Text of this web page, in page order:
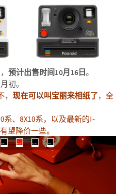
预计出售时间10月16日。
初。
现在可以叫宝丽来相纸了，全
系、8X10系，以及最新的I-
望降价一些。